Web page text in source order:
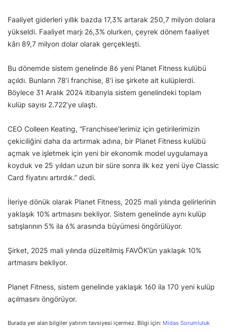
Faaliyet giderleri yıllık bazda 17,3% artarak 250,7 milyon dolara
yükseldi. Faaliyet marjı 26,3% olurken, çeyrek dönem faaliyet
kârı 89,7 milyon dolar olarak gerçekleşti.
Bu dönemde sistem genelinde 86 yeni Planet Fitness kulübü
açıldı. Bunların 78’i franchise, 8’i ise şirkete ait kulüplerdi.
Böylece 31 Aralık 2024 itibarıyla sistem genelindeki toplam
kulüp sayısı 2.722’ye ulaştı.
CEO Colleen Keating, “Franchisee’lerimiz için getirilerimizin
çekiciliğini daha da artırmak adına, bir Planet Fitness kulübü
açmak ve işletmek için yeni bir ekonomik model uygulamaya
koyduk ve 25 yıldan uzun bir süre sonra ilk kez yeni üye Classic
Card fiyatını artırdık.” dedi.
İleriye dönük olarak Planet Fitness, 2025 mali yılında gelirlerinin
yaklaşık 10% artmasını bekliyor. Sistem genelinde aynı kulüp
satışlarının 5% ila 6% arasında büyümesi öngörülüyor.
Şirket, 2025 mali yılında düzeltilmiş FAVÖK’ün yaklaşık 10%
artmasını bekliyor.
Planet Fitness, sistem genelinde yaklaşık 160 ila 170 yeni kulüp
açılmasını öngörüyor.
Burada yer alan bilgiler yatırım tavsiyesi içermez. Bilgi için: Midas Sorumluluk